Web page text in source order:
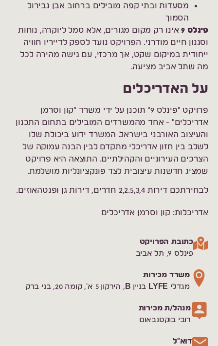
מסעדות ובתי קפה מובילים ברחוב אבן גבירול
הסמוך
פינלס 9
אינו רק מקום מגורים, אלא סמל ליוקרה, נוחות
וסגנון חיים מודרני. הפרויקט נועד לספק לדייריו חוויה
ייחודית במיקום שקט, אך מרכזי, עם גישה מהירה לכל
מה שתל אביב מציעה.
על האדריכלים
פרויקט "פינלס 9" תוכנן על ידי משרד "קון וסרמן
אדריכלים" - אחד מהמשרדים המובילים בתחום התכנון
והעיצוב האורבני בישראל. המשרד ידוע ביכולת שלו
לשלב בין חזון אדריכלי מתקדם לבין הבנה עמוקה של
הצרכים העירוניים והקהילתיים. התוצאה היא פרויקט
שמציג חדשנות עיצובית לצד פונקציונליות מושלמת.
לבחירתכם דירות 2,2.5,3,4 חדרים, דירות גן ופנטהאוזים.
אדריכלות: קון וסרמן אדריכלים
כתובת הפרויקט
פינלס 9, תל אביב
משרד מכירות
מגדלי LYFE בניין B, הירקון 5 א', קומה 20, בני ברק
מנהל/ת מכירות
רובי בוקסנבאום
דוא"ל